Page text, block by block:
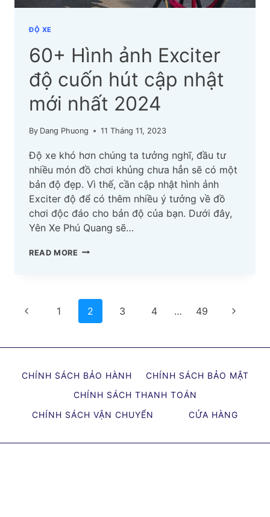
ĐỘ XE
60+ Hình ảnh Exciter
độ cuốn hút cập nhật
mới nhất 2024
By Dang Phuong 11 Tháng 11, 2023
Độ xe khó hơn chúng ta tưởng nghĩ, đầu tư
nhiều món đồ chơi khủng chưa hẳn sẽ có một
bản độ đẹp. Vì thế, cần cập nhật hình ảnh
Exciter độ để có thêm nhiều ý tưởng về đồ
chơi độc đáo cho bản độ của bạn. Dưới đây,
Yên Xe Phú Quang sẽ…
READ MORE 60+
ĐỘ
CUỐN
MỚI
NHẤT
2024
Page
Previous
1 2 3 4 … 49
Next
CHÍNH SÁCH BẢO HÀNH
CHÍNH SÁCH BẢO MẬT
CHÍNH SÁCH THANH TOÁN
CHÍNH SÁCH VẬN CHUYỂN
CỬA HÀNG